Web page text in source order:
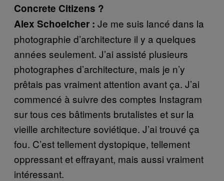
Concrete Citizens ?
Alex Schoelcher : Je me suis lancé dans la
photographie d’architecture il y a quelques
années seulement. J’ai assisté plusieurs
photographes d’architecture, mais je n’y
prêtais pas vraiment attention avant ça. J’ai
commencé à suivre des comptes Instagram
sur tous ces bâtiments brutalistes et sur la
vieille architecture soviétique. J’ai trouvé ça
fou. C’est tellement dystopique, tellement
oppressant et effrayant, mais aussi vraiment
intéressant.